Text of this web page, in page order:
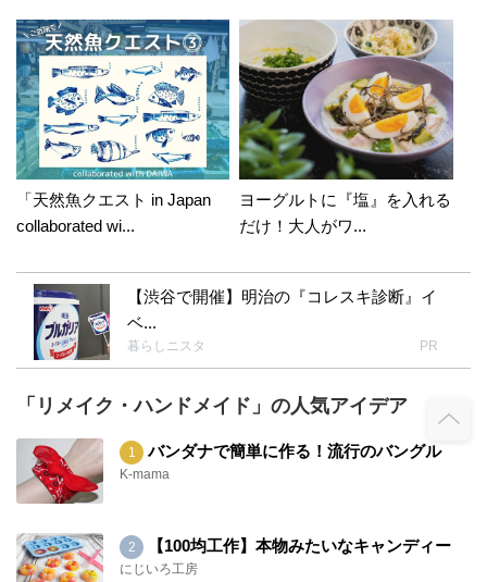
「天然魚クエスト in Japan
collaborated wi...
ヨーグルトに『塩』を入れる
だけ！大人がワ...
【渋谷で開催】明治の『コレスキ診断』イ
ベ...
暮らしニスタ PR
「リメイク・ハンドメイド」の人気アイデア
バンダナで簡単に作る！流行のバングル
K-mama
【100均工作】本物みたいなキャンディー
にじいろ工房